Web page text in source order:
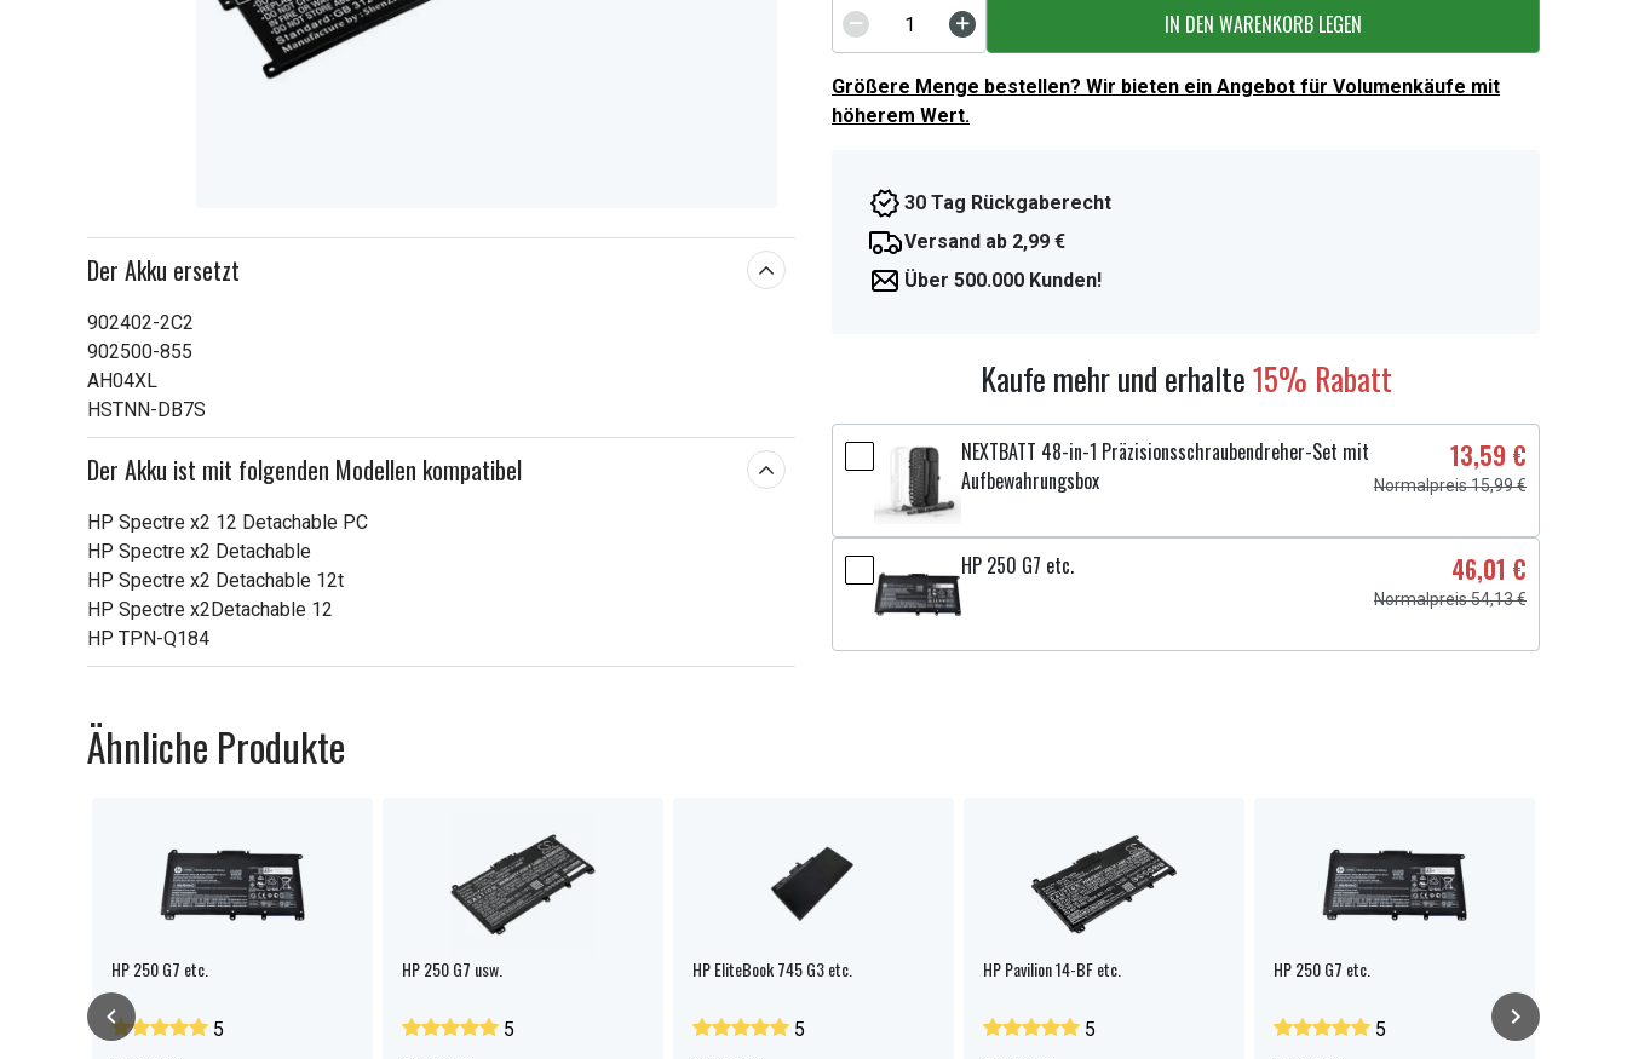
of
Der Akku ersetzt
902402-2C2
902500-855
AH04XL
HSTNN-DB7S
Der Akku ist mit folgenden Modellen kompatibel
HP Spectre x2 12 Detachable PC
HP Spectre x2 Detachable
HP Spectre x2 Detachable 12t
HP Spectre x2Detachable 12
HP TPN-Q184
IN DEN WARENKORB LEGEN
Größere Menge bestellen? Wir bieten ein Angebot für Volumenkäufe mit
höherem Wert.
30 Tag Rückgaberecht
Versand ab 2,99 €
Über 500.000 Kunden!
Kaufe mehr und erhalte15% Rabatt
NEXTBATT 48-in-1 Präzisionsschraubendreher-Set mit
Aufbewahrungsbox
13,59 €
Normalpreis 15,99 €
HP 250 G7 etc. 46,01 €
Normalpreis 54,13 €
Ähnliche Produkte
HP 250 G7 etc.
5
HP 250 G7 usw.
5
HP EliteBook 745 G3 etc.
5
HP Pavilion 14-BF etc.
5
HP 250 G7 etc.
5